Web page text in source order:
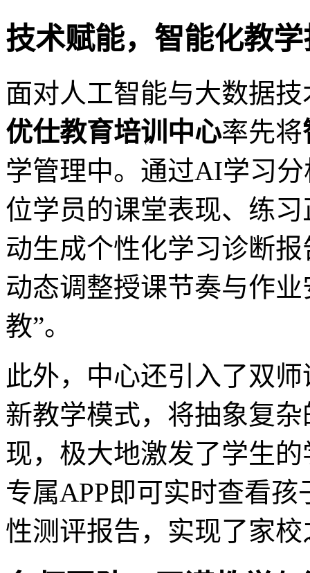
技术赋能，智能化教
面对人工智能与大数据
优仕教育培训中心率先将
学管理中。通过AI学习
位学员的课堂表现、练
动生成个性化学习诊断
动态调整授课节奏与作
教”。
此外，中心还引入了双
新教学模式，将抽象复
现，极大地激发了学生
专属APP即可实时查看
性测评报告，实现了家